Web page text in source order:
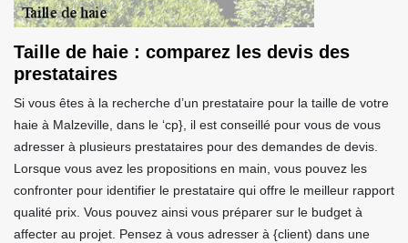
Taille de haie : comparez les devis des
prestataires
Si vous êtes à la recherche d’un prestataire pour la taille de votre
haie à Malzeville, dans le ‘cp}, il est conseillé pour vous de vous
adresser à plusieurs prestataires pour des demandes de devis.
Lorsque vous avez les propositions en main, vous pouvez les
confronter pour identifier le prestataire qui offre le meilleur rapport
qualité prix. Vous pouvez ainsi vous préparer sur le budget à
affecter au projet. Pensez à vous adresser à {client) dans une